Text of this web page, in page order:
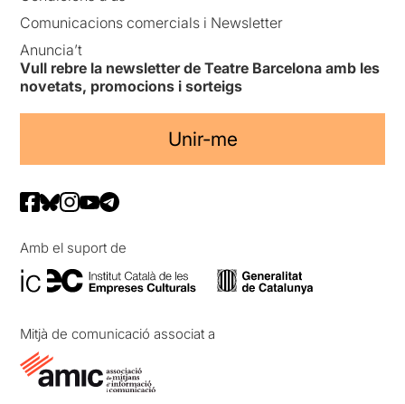
Comunicacions comercials i Newsletter
Anuncia’t
Vull rebre la newsletter de Teatre Barcelona amb les
novetats, promocions i sorteigs
Unir-me
Amb el suport de
Mitjà de comunicació associat a